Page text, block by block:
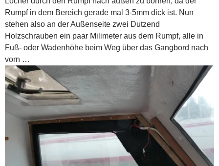
Rumpf in dem Bereich gerade mal 3-5mm dick ist. Nun
stehen also an der Außenseite zwei Dutzend
Holzschrauben ein paar Milimeter aus dem Rumpf, alle in
Fuß- oder Wadenhöhe beim Weg über das Gangbord nach
vorn …